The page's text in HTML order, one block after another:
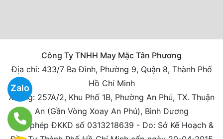
Zalo
Công Ty TNHH May Mặc Tân Phương
Địa chỉ: 433/7 Ba Đình, Phường 9, Quận 8, Thành Phố
Hồ Chí Minh
Xưởng: 257A/2, Khu Phố 1B, Phường An Phú, TX. Thuận
An (Gần Vòng Xoay An Phú), Bình Dương
Giấy phép ĐKKD số 0313218639 - Do: Sở Kế Hoạch &